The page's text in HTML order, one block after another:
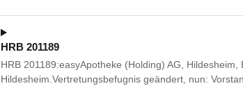
HRB 201189
HRB 201189:easyApotheke (Holding) AG,
Hildesheim.Vertretungsbefugnis geändert, nun: